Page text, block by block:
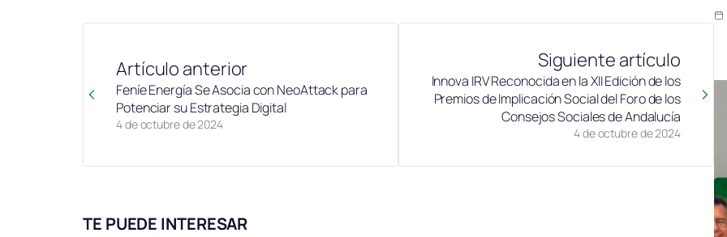
Artículo anterior
4 de octubre de 2024
Feníe Energía Se Asocia con NeoAttack para
Potenciar su Estrategia Digital
Siguiente artículo
4 de octubre de 2024
Innova IRV Reconocida en la XII Edición de los
Premios de Implicación Social del Foro de los
Consejos Sociales de Andalucía
TE PUEDE INTERESAR